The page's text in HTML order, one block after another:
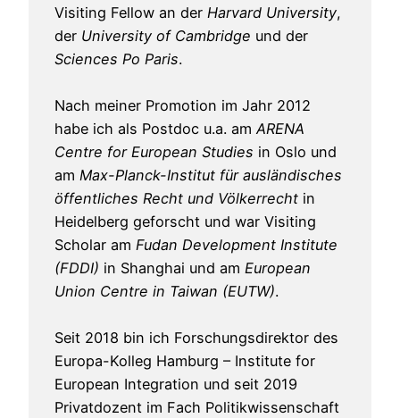
Visiting Fellow an der Harvard University,
der University of Cambridge und der
Sciences Po Paris.
Nach meiner Promotion im Jahr 2012
habe ich als Postdoc u.a. amARENA
Centre for European Studies in Oslo und
am Max-Planck-Institut für ausländisches
öffentliches Recht und Völkerrechtin
Heidelberg geforscht und war Visiting
Scholar am Fudan Development Institute
(FDDI) in Shanghai und am European
Union Centre in Taiwan (EUTW).
Seit 2018 bin ich Forschungsdirektor des
Europa-Kolleg Hamburg – Institute for
European Integration und seit 2019
Privatdozent im Fach Politikwissenschaft